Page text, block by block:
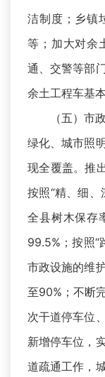
洁制度；乡镇
等；加大对余
通、交警等部
余土工程车基
（五）市
绿化、城市照
现全覆盖。推
按照“精、细
全县树木保存
99.5%；按照“
市政设施的维
至90%；不断
次干道停车位
新增停车位，
道疏通工作，